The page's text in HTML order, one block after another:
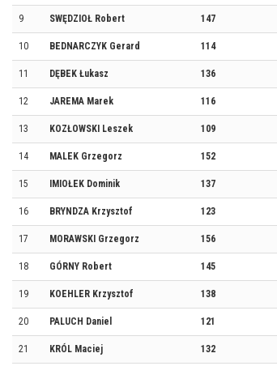
9 SWĘDZIOŁ Robert 147
10 BEDNARCZYK Gerard 114
11 DĘBEK Łukasz 136
12 JAREMA Marek 116
13 KOZŁOWSKI Leszek 109
14 MALEK Grzegorz 152
15 IMIOŁEK Dominik 137
16 BRYNDZA Krzysztof 123
17 MORAWSKI Grzegorz 156
18 GÓRNY Robert 145
19 KOEHLER Krzysztof 138
20 PALUCH Daniel 121
21 KRÓL Maciej 132